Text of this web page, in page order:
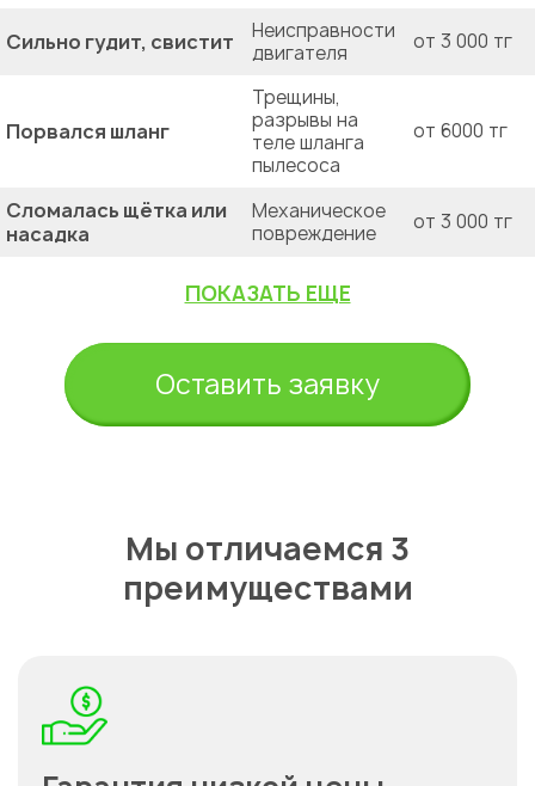
Сильно гудит, свистит
Неисправности
двигателя
от 3 000 тг
Порвался шланг
Трещины,
разрывы на
теле шланга
пылесоса
от 6000 тг
Сломалась щётка или
насадка
Механическое
повреждение
от 3 000 тг
ПОКАЗАТЬ ЕЩЕ
Оставить заявку
Мы отличаемся 3
преимуществами